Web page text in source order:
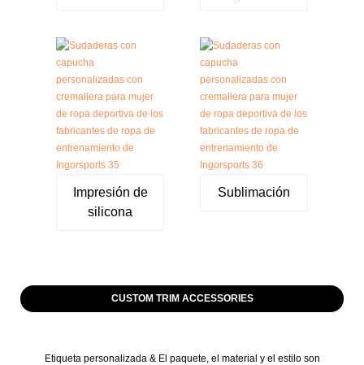
Impresión de
silicona
Sublimación
CUSTOM TRIM ACCESSORIES
Etiqueta personalizada & El paquete, el material y el estilo son